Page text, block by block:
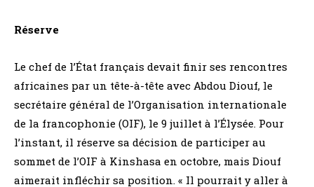
Réserve
Le chef de l’État français devait finir ses rencontres
africaines par un tête-à-tête avec Abdou Diouf, le
secrétaire général de l’Organisation internationale
de la francophonie (OIF), le 9 juillet à l’Élysée. Pour
l’instant, il réserve sa décision de participer au
sommet de l’OIF à Kinshasa en octobre, mais Diouf
aimerait infléchir sa position. « Il pourrait y aller à